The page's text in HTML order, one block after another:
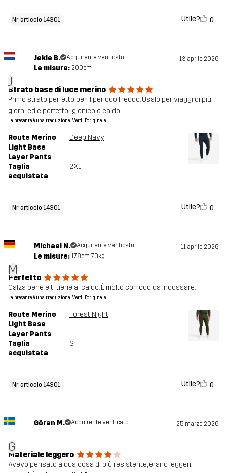
Nr articolo 14301 Utile? 0
J
Jekle B. Acquirente verificato 13 aprile 2026
Le misure: 200cm
Strato base di luce merino
Primo strato perfetto per il periodo freddo. Usalo per viaggi di più
giorni ed è perfetto. Igienico e caldo.
La presente è una traduzione. Verdi l'originale
Route Merino
Light Base
Layer Pants
Deep Navy
Taglia
acquistata
2XL
Nr articolo 14301 Utile? 0
M
Michael N. Acquirente verificato 11 aprile 2026
Le misure: 178cm, 70kg
Perfetto
Calza bene e ti tiene al caldo. È molto comodo da indossare.
La presente è una traduzione. Verdi l'originale
Route Merino
Light Base
Layer Pants
Forest Night
Taglia
acquistata
S
Nr articolo 14301 Utile? 0
G
Göran M. Acquirente verificato 25 marzo 2026
Materiale leggero
Avevo pensato a qualcosa di più resistente, erano leggeri.